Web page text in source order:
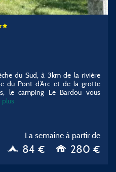
du Sud, à 3km de la rivière
du Pont d’Arc et de la grotte
le camping Le Bardou vous
plus
La semaine à partir de
84 € 280 €